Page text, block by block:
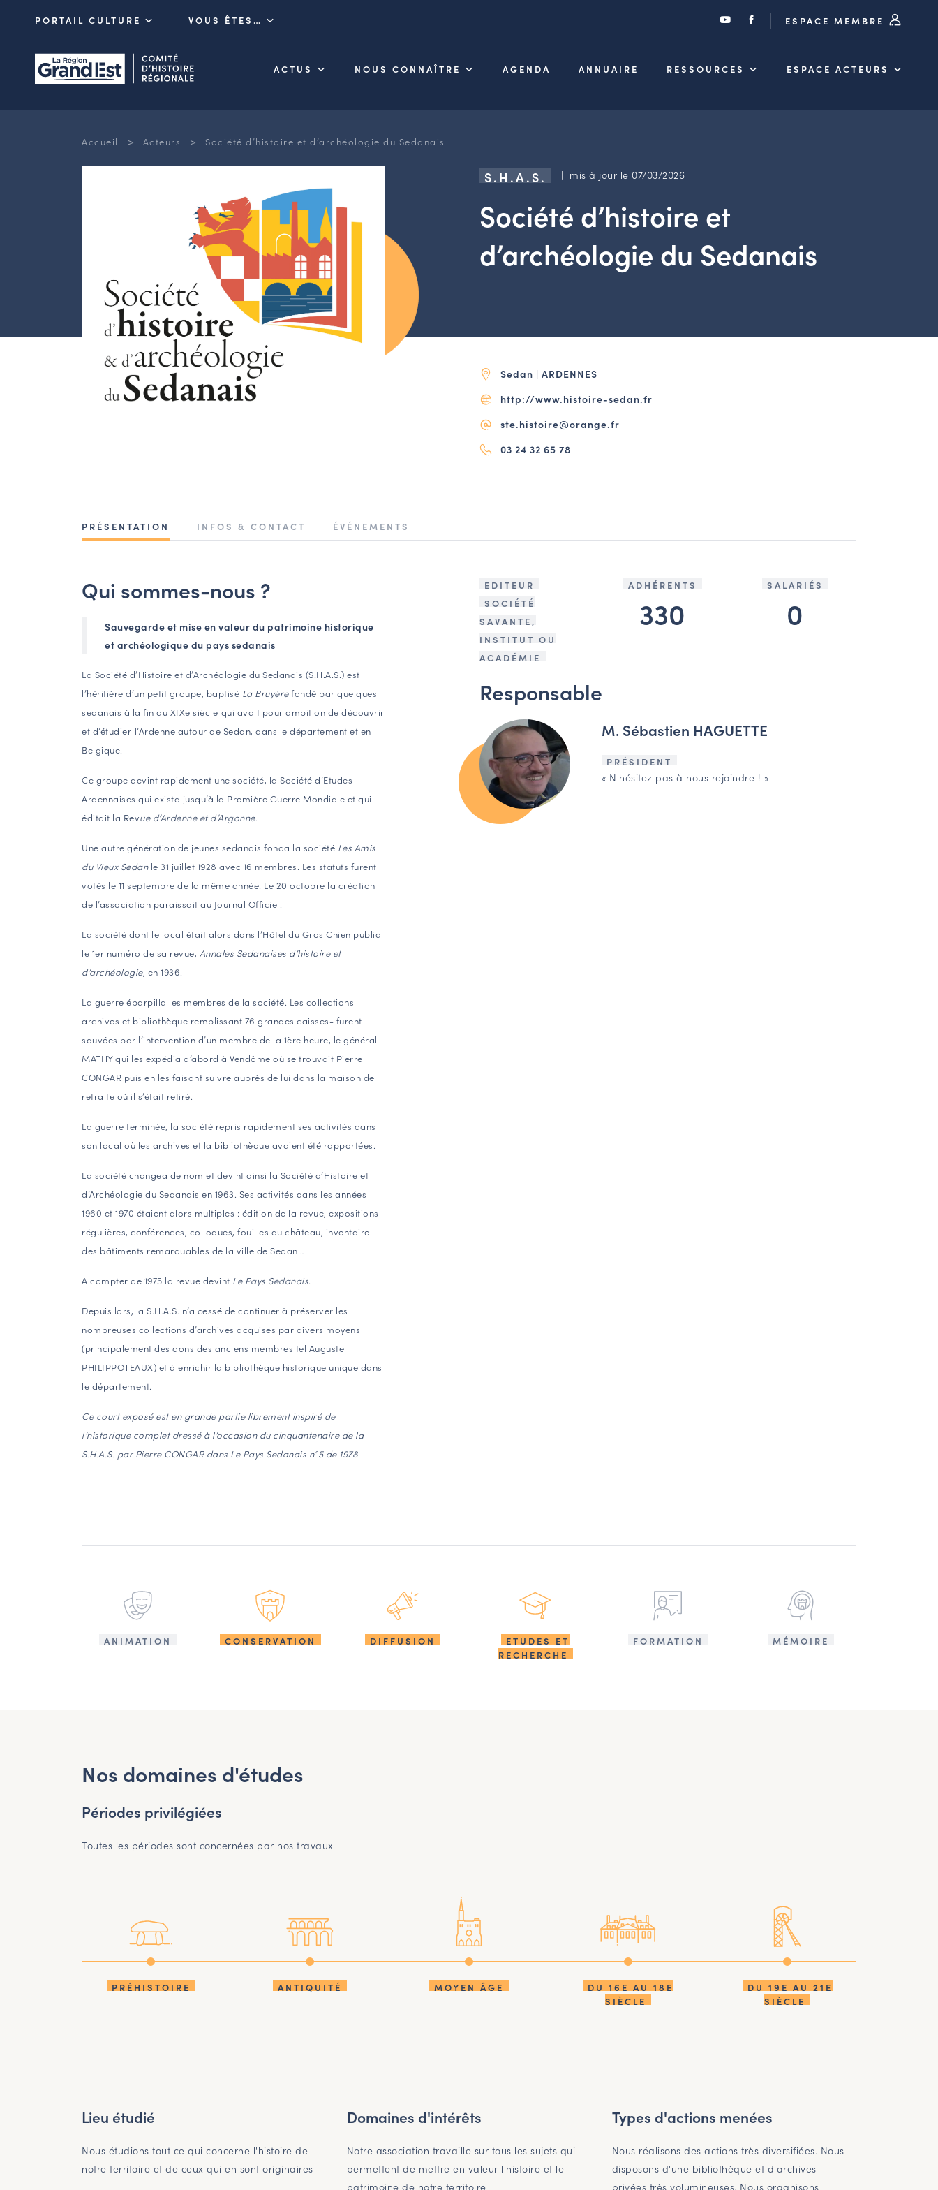
PORTAIL CULTURE VOUS ÊTES… ESPACE MEMBRE
ACTUS NOUS CONNAÎTRE AGENDA ANNUAIRE RESSOURCES ESPACE ACTEURS
Accueil > Acteurs > Société d’histoire et d’archéologie du Sedanais
S.H.A.S. | mis à jour le 07/03/2026
Société d’histoire et
d’archéologie du Sedanais
Sedan | ARDENNES
http://www.histoire-sedan.fr
ste.histoire@orange.fr
03 24 32 65 78
PRÉSENTATION INFOS & CONTACT ÉVÉNEMENTS
Qui sommes-nous ?
Sauvegarde et mise en valeur du patrimoine historique
et archéologique du pays sedanais
La Société d’Histoire et d’Archéologie du Sedanais (S.H.A.S.) est
l’héritière d’un petit groupe, baptisé La Bruyèrefondé par quelques
sedanais à la fin du XIXe siècle qui avait pour ambition de découvrir
et d’étudier l’Ardenne autour de Sedan, dans le département et en
Belgique.
Ce groupe devint rapidement une société, la Société d’Etudes
Ardennaises qui exista jusqu’à la Première Guerre Mondiale et qui
éditait la Revue d’Ardenne et d’Argonne.
Une autre génération de jeunes sedanais fonda la société Les Amis
du Vieux Sedanle 31 juillet 1928 avec 16 membres. Les statuts furent
votés le 11 septembre de la même année. Le 20 octobre la création
de l’association paraissait au Journal Officiel.
La société dont le local était alors dans l’Hôtel du Gros Chien publia
le 1er numéro de sa revue, Annales Sedanaises d’histoire et
d’archéologie, en 1936.
La guerre éparpilla les membres de la société. Les collections -
archives et bibliothèque remplissant 76 grandes caisses- furent
sauvées par l’intervention d’un membre de la 1ère heure, le général
MATHY qui les expédia d’abord à Vendôme où se trouvait Pierre
CONGAR puis en les faisant suivre auprès de lui dans la maison de
retraite où il s’était retiré.
La guerre terminée, la société repris rapidement ses activités dans
son local où les archives et la bibliothèque avaient été rapportées.
La société changea de nom et devint ainsi la Société d’Histoire et
d’Archéologie du Sedanais en 1963. Ses activités dans les années
1960 et 1970 étaient alors multiples : édition de la revue, expositions
régulières, conférences, colloques, fouilles du château, inventaire
des bâtiments remarquables de la ville de Sedan…
A compter de 1975 la revue devint Le Pays Sedanais.
Depuis lors, la S.H.A.S. n’a cessé de continuer à préserver les
nombreuses collections d’archives acquises par divers moyens
(principalement des dons des anciens membres tel Auguste
PHILIPPOTEAUX) et à enrichir la bibliothèque historique unique dans
le département.
Ce court exposé est en grande partie librement inspiré de
l’historique complet dressé à l’occasion du cinquantenaire de la
S.H.A.S. par Pierre CONGAR dans Le Pays Sedanais n°5 de 1978.
EDITEUR
SOCIÉTÉ
SAVANTE,
INSTITUT OU
ACADÉMIE
ADHÉRENTS
330
SALARIÉS
0
Responsable
M. Sébastien HAGUETTE
PRÉSIDENT
« N'hésitez pas à nous rejoindre ! »
ANIMATION CONSERVATION DIFFUSION
ETUDES ET
RECHERCHE
FORMATION MÉMOIRE
Nos domaines d'études
Périodes privilégiées
Toutes les périodes sont concernées par nos travaux
PRÉHISTOIRE ANTIQUITÉ MOYEN ÂGE
DU 16E AU 18E
SIÈCLE
DU 19E AU 21E
SIÈCLE
Lieu étudié
Nous étudions tout ce qui concerne l'histoire de
notre territoire et de ceux qui en sont originaires
Domaines d'intérêts
Notre association travaille sur tous les sujets qui
permettent de mettre en valeur l'histoire et le
patrimoine de notre territoire
Types d'actions menées
Nous réalisons des actions très diversifiées. Nous
disposons d'une bibliothèque et d'archives
privées très volumineuses. Nous organisons